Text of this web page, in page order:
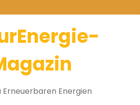
Erneuerbaren Energien